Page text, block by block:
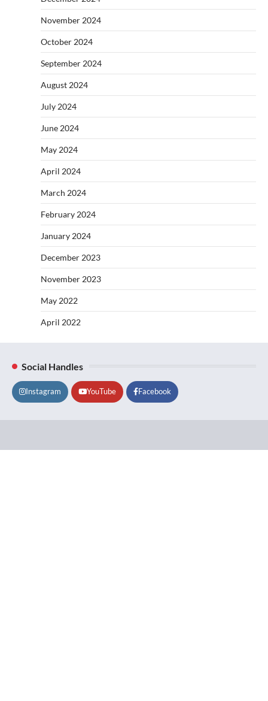
November 2024
October 2024
September 2024
August 2024
July 2024
June 2024
May 2024
April 2024
March 2024
February 2024
January 2024
December 2023
November 2023
May 2022
April 2022
Social Handles
Instagram YouTube Facebook